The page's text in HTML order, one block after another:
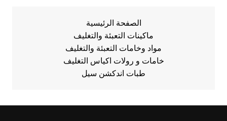
الصفحة الرئيسية
ماكينات التعبئة والتغليف
مواد وخامات التعبئة والتغليف
خامات و رولات اكياس التغليف
طبات اندكشن سيل